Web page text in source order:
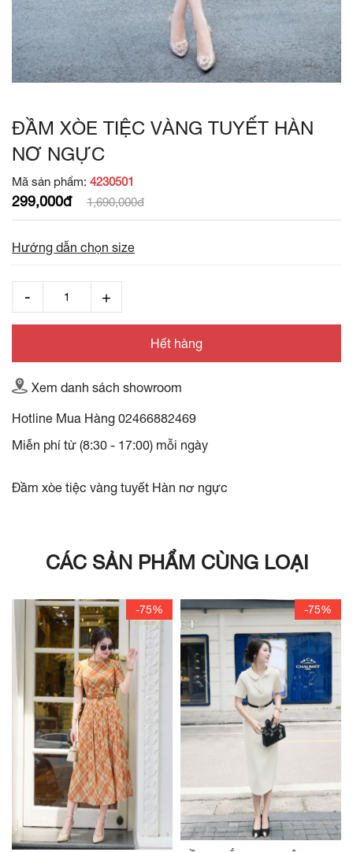
ĐẦM XÒE TIỆC VÀNG TUYẾT HÀN
NƠ NGỰC
Mã sản phẩm: 4230501
299,000đ 1,690,000đ
Hướng dẫn chọn size
Hết hàng
Xem danh sách showroom
Hotline Mua Hàng 02466882469
Miễn phí từ (8:30 - 17:00) mỗi ngày
Đầm xòe tiệc vàng tuyết Hàn nơ ngực
CÁC SẢN PHẨM CÙNG LOẠI
-75% -75%